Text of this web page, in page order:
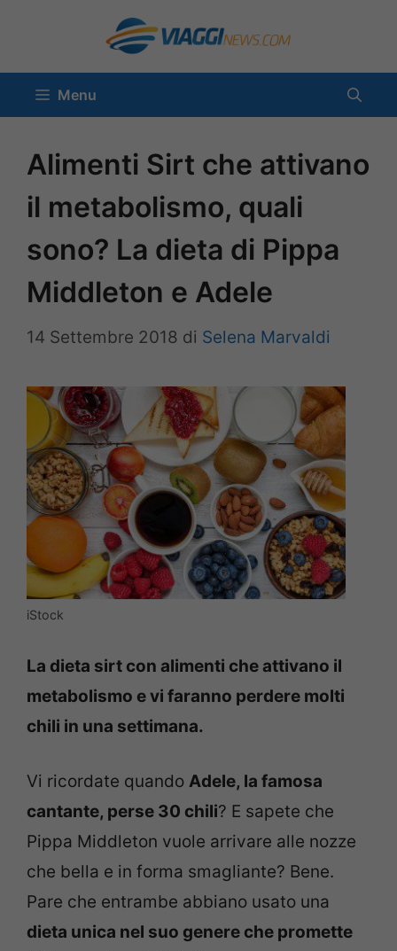
contenuto
Menu
Alimenti Sirt che attivano
il metabolismo, quali
sono? La dieta di Pippa
Middleton e Adele
14 Settembre 2018 di Selena Marvaldi
iStock
La dieta sirt con alimenti che attivano il
metabolismo e vi faranno perdere molti
chili in una settimana.
Vi ricordate quando Adele, la famosa
cantante, perse 30 chili? E sapete che
Pippa Middleton vuole arrivare alle nozze
che bella e in forma smagliante? Bene.
Pare che entrambe abbiano usato una
dieta unica nel suo genere che promette